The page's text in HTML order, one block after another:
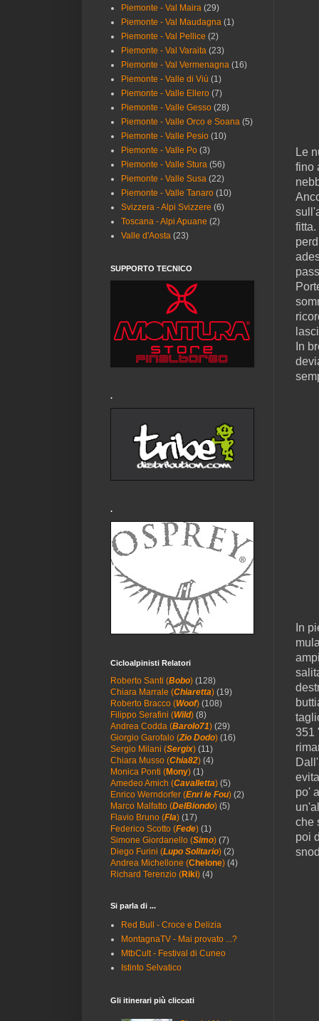
Le
fino
In
In
351
po'
che
poi
Piemonte - Val Maira (29)
Piemonte - Val Maudagna (1)
Piemonte - Val Pellice (2)
Piemonte - Val Varaita (23)
Piemonte - Val Vermenagna (16)
Piemonte - Valle di Viù (1)
Piemonte - Valle Ellero (7)
Piemonte - Valle Gesso (28)
Piemonte - Valle Orco e Soana (5)
Piemonte - Valle Pesio (10)
Piemonte - Valle Po (3)
Piemonte - Valle Stura (56)
Piemonte - Valle Susa (22)
Piemonte - Valle Tanaro (10)
Svizzera - Alpi Svizzere (6)
Toscana - Alpi Apuane (2)
Valle d'Aosta (23)
SUPPORTO TECNICO
.
.
Cicloalpinisti Relatori
Roberto Santi (Bobo) (128)
Chiara Marrale (Chiaretta) (19)
Roberto Bracco (Woof) (108)
Filippo Serafini (Wild) (8)
Andrea Codda (Barolo71) (29)
Giorgio Garofalo (Zio Dodo) (16)
Sergio Milani (Sergix) (11)
Chiara Musso (Chia82) (4)
Monica Ponti (Mony) (1)
Amedeo Amich (Cavalletta) (5)
Enrico Werndorfer (Enri le Fou) (2)
Marco Malfatto (DelBiondo) (5)
Flavio Bruno (Fla) (17)
Federico Scotto (Fede) (1)
Simone Giordanello (Simo) (7)
Diego Furini (Lupo Solitario) (2)
Andrea Michellone (Chelone) (4)
Richard Terenzio (Riki) (4)
Si parla di ...
Red Bull - Croce e Delizia
MontagnaTV - Mai provato ...?
MtbCult - Festival di Cuneo
Istinto Selvatico
Gli itinerari più cliccati